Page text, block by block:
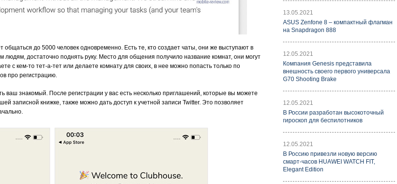
до 5000 человек одновременно. Есть те, кто создает чаты, они же выступают в
людям, достаточно поднять руку. Место для общения получило название комнат, они могут
с кем-то тет-а-тет или делаете комнату для своих, в нее можно попасть только по
про регистрацию.
ваш знакомый. После регистрации у вас есть несколько приглашений, которые вы можете
записной книжке, также можно дать доступ к учетной записи Twitter. Это позволяет
13.05.2021
ASUS Zenfone 8 – компактный флагман
на Snapdragon 888
12.05.2021
Компания Genesis представила
внешность своего первого универсала
G70 Shooting Brake
12.05.2021
В России разработан высокоточный
гироскоп для беспилотников
12.05.2021
В Россию привезли новую версию
смарт-часов HUAWEI WATCH FIT,
Elegant Edition